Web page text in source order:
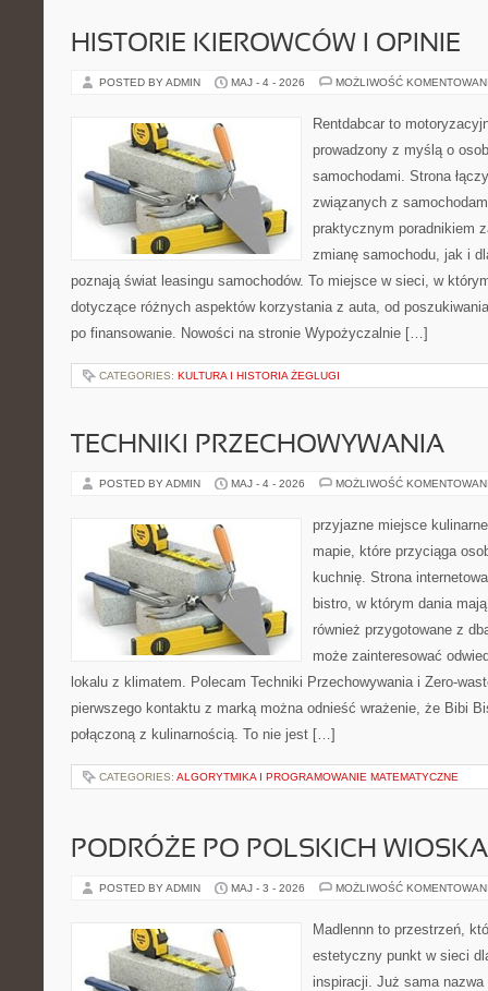
HISTORIE KIEROWCÓW I OPINIE
POSTED BY ADMIN MAJ - 4 - 2026 MOŻLIWOŚĆ
Rentdabcar to
prowadzony z myślą o
samochodami. Strona
związanych z
praktycznym poradnikiem
zmianę samochodu, jak i
poznają świat leasingu samochodów. To miejsce w sieci, w
dotyczące różnych aspektów korzystania z auta, od
po finansowanie. Nowości na stronie Wypożyczalnie […]
CATEGORIES: KULTURA I HISTORIA ŻEGLUGI
TECHNIKI PRZECHOWYWANIA
POSTED BY ADMIN MAJ - 4 - 2026 MOŻLIWOŚĆ
przyjazne miejsce
mapie, które przyciąga
kuchnię. Strona
bistro, w którym dania
również przygotowane z
może zainteresować
lokalu z klimatem. Polecam Techniki Przechowywania i Zero-
pierwszego kontaktu z marką można odnieść wrażenie, że Bibi
połączoną z kulinarnością. To nie jest […]
CATEGORIES: ALGORYTMIKA I PROGRAMOWANIE MATEMATYCZNE
PODRÓŻE PO POLSKICH
POSTED BY ADMIN MAJ - 3 - 2026 MOŻLIWOŚĆ
Madlennn to przestrzeń,
estetyczny punkt w sieci
inspiracji. Już sama